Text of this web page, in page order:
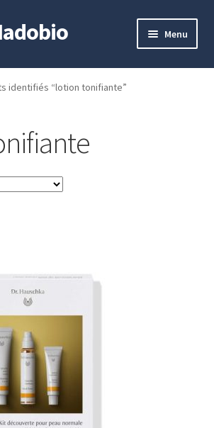
Menu
identifiés “lotion tonifiante”